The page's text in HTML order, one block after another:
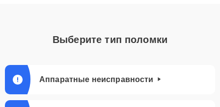
Выберите тип поломки
Аппаратные неисправности